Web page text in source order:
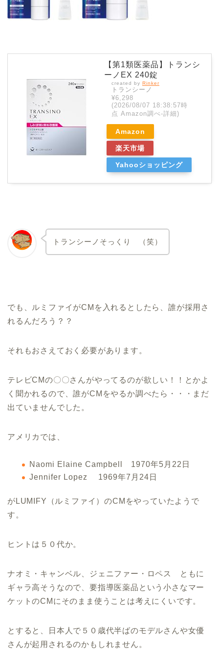
【第1類医薬品】トランシ
ーノEX 240錠
created by Rinker
トランシーノ
¥6,298
(2026/08/07 18:38:57時
点 Amazon調べ-詳細)
Amazon
楽天市場
Yahooショッピング
トランシーノそっくり （笑）
でも、ルミファイがCMを入れるとしたら、誰が採用さ
れるんだろう？？
それもおさえておく必要があります。
テレビCMの〇〇さんがやってるのが欲しい！！とかよ
く聞かれるので、誰がCMをやるか調べたら・・・まだ
出ていませんでした。
アメリカでは、
Naomi Elaine Campbell 1970年5月22日
Jennifer Lopez 1969年7月24日
がLUMIFY（ルミファイ）のCMをやっていたようで
す。
ヒントは５０代か。
ナオミ・キャンベル、ジェニファー・ロペス ともに
ギャラ高そうなので、要指導医薬品という小さなマー
ケットのCMにそのまま使うことは考えにくいです。
とすると、日本人で５０歳代半ばのモデルさんや女優
さんが起用されるのかもしれません。